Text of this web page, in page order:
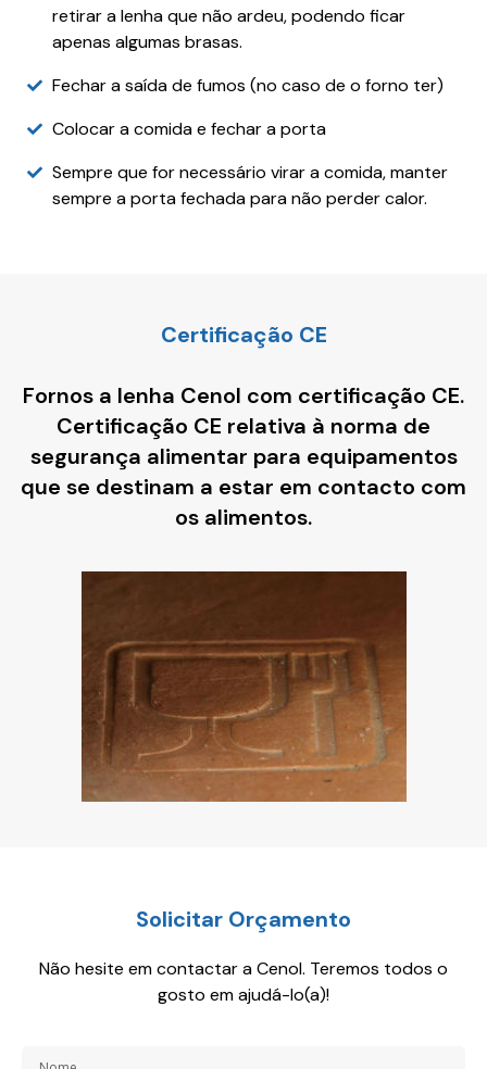
retirar a lenha que não ardeu, podendo ficar
apenas algumas brasas.
Fechar a saída de fumos (no caso de o forno ter)
Colocar a comida e fechar a porta
Sempre que for necessário virar a comida, manter
sempre a porta fechada para não perder calor.
Certificação CE
Fornos a lenha Cenol com certificação CE.
Certificação CE relativa à norma de
segurança alimentar para equipamentos
que se destinam a estar em contacto com
os alimentos.
Solicitar Orçamento
Não hesite em contactar a Cenol. Teremos todos o
gosto em ajudá-lo(a)!